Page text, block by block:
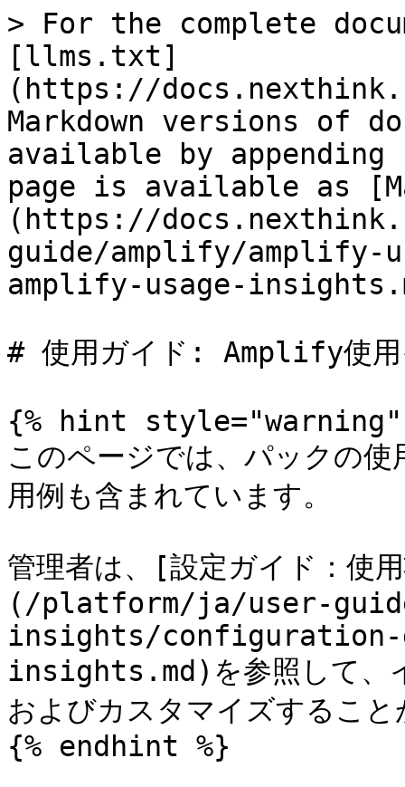
> For the complete
[llms.txt]
(https://
Markdown versions of
available by
page is available as
(https://
guide/amplify/amplify-
amplify-usage-
# 使用ガイド: Amplify使用
{% hint style="warning"
このページでは、パックの
用例も含まれています。
管理者は、[設定ガイド：使
(/platform/ja/user-
insights/configuration-
insights.md)を参照して、
およびカスタマイズするこ
{% endhint %}